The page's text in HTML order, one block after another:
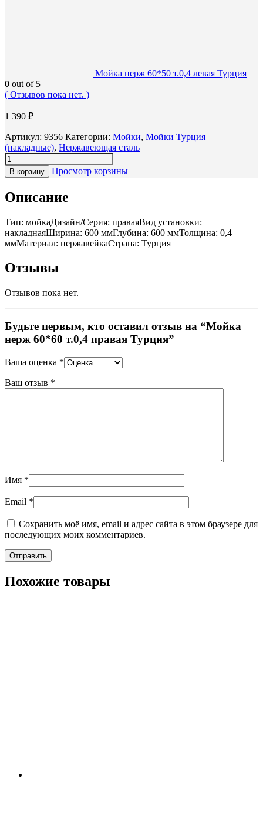
Мойка нерж 60*50 т.0,4 левая Турция
0 out of 5
( Отзывов пока нет. )
1 390 ₽
Артикул: 9356 Категории: Мойки, Мойки Турция
(накладные), Нержавеющая сталь
В корзину Просмотр корзины
Описание
Тип: мойкаДизайн/Серия: праваяВид установки:
накладнаяШирина: 600 ммГлубина: 600 ммТолщина: 0,4
ммМатериал: нержавейкаСтрана: Турция
Отзывы
Отзывов пока нет.
Будьте первым, кто оставил отзыв на “Мойка
нерж 60*60 т.0,4 правая Турция”
Ваша оценка *
Ваш отзыв *
Имя *
Email *
Сохранить моё имя, email и адрес сайта в этом браузере для
последующих моих комментариев.
Похожие товары